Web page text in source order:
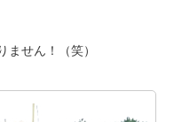
せん！（笑）